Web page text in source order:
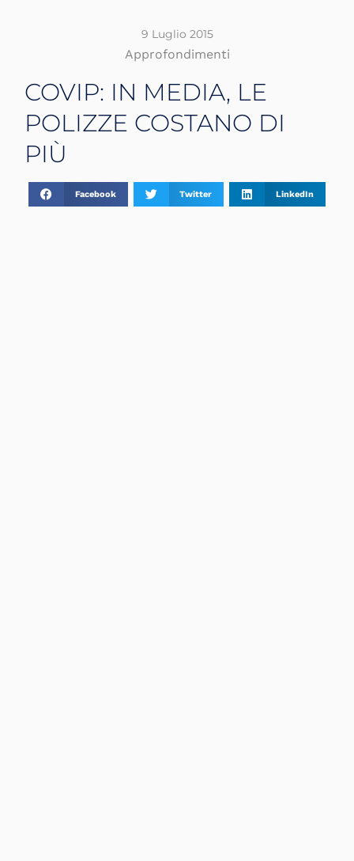
9 Luglio 2015
Approfondimenti
COVIP: IN MEDIA, LE
POLIZZE COSTANO DI
PIÙ
Facebook Twitter LinkedIn